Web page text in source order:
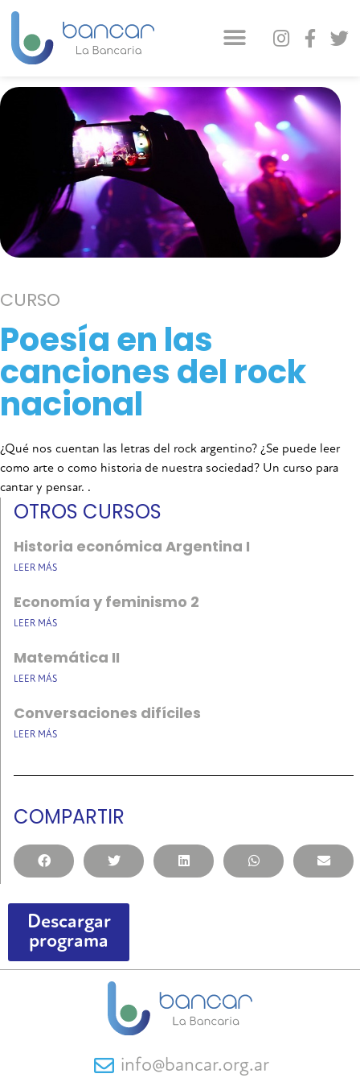
CURSO
Poesía en las
canciones del rock
nacional
¿Qué nos cuentan las letras del rock argentino? ¿Se puede leer
como arte o como historia de nuestra sociedad? Un curso para
cantar y pensar. .
OTROS CURSOS
Historia económica Argentina I
LEER MÁS
Economía y feminismo 2
LEER MÁS
Matemática II
LEER MÁS
Conversaciones difíciles
LEER MÁS
COMPARTIR
Descargar
programa
info@bancar.org.ar